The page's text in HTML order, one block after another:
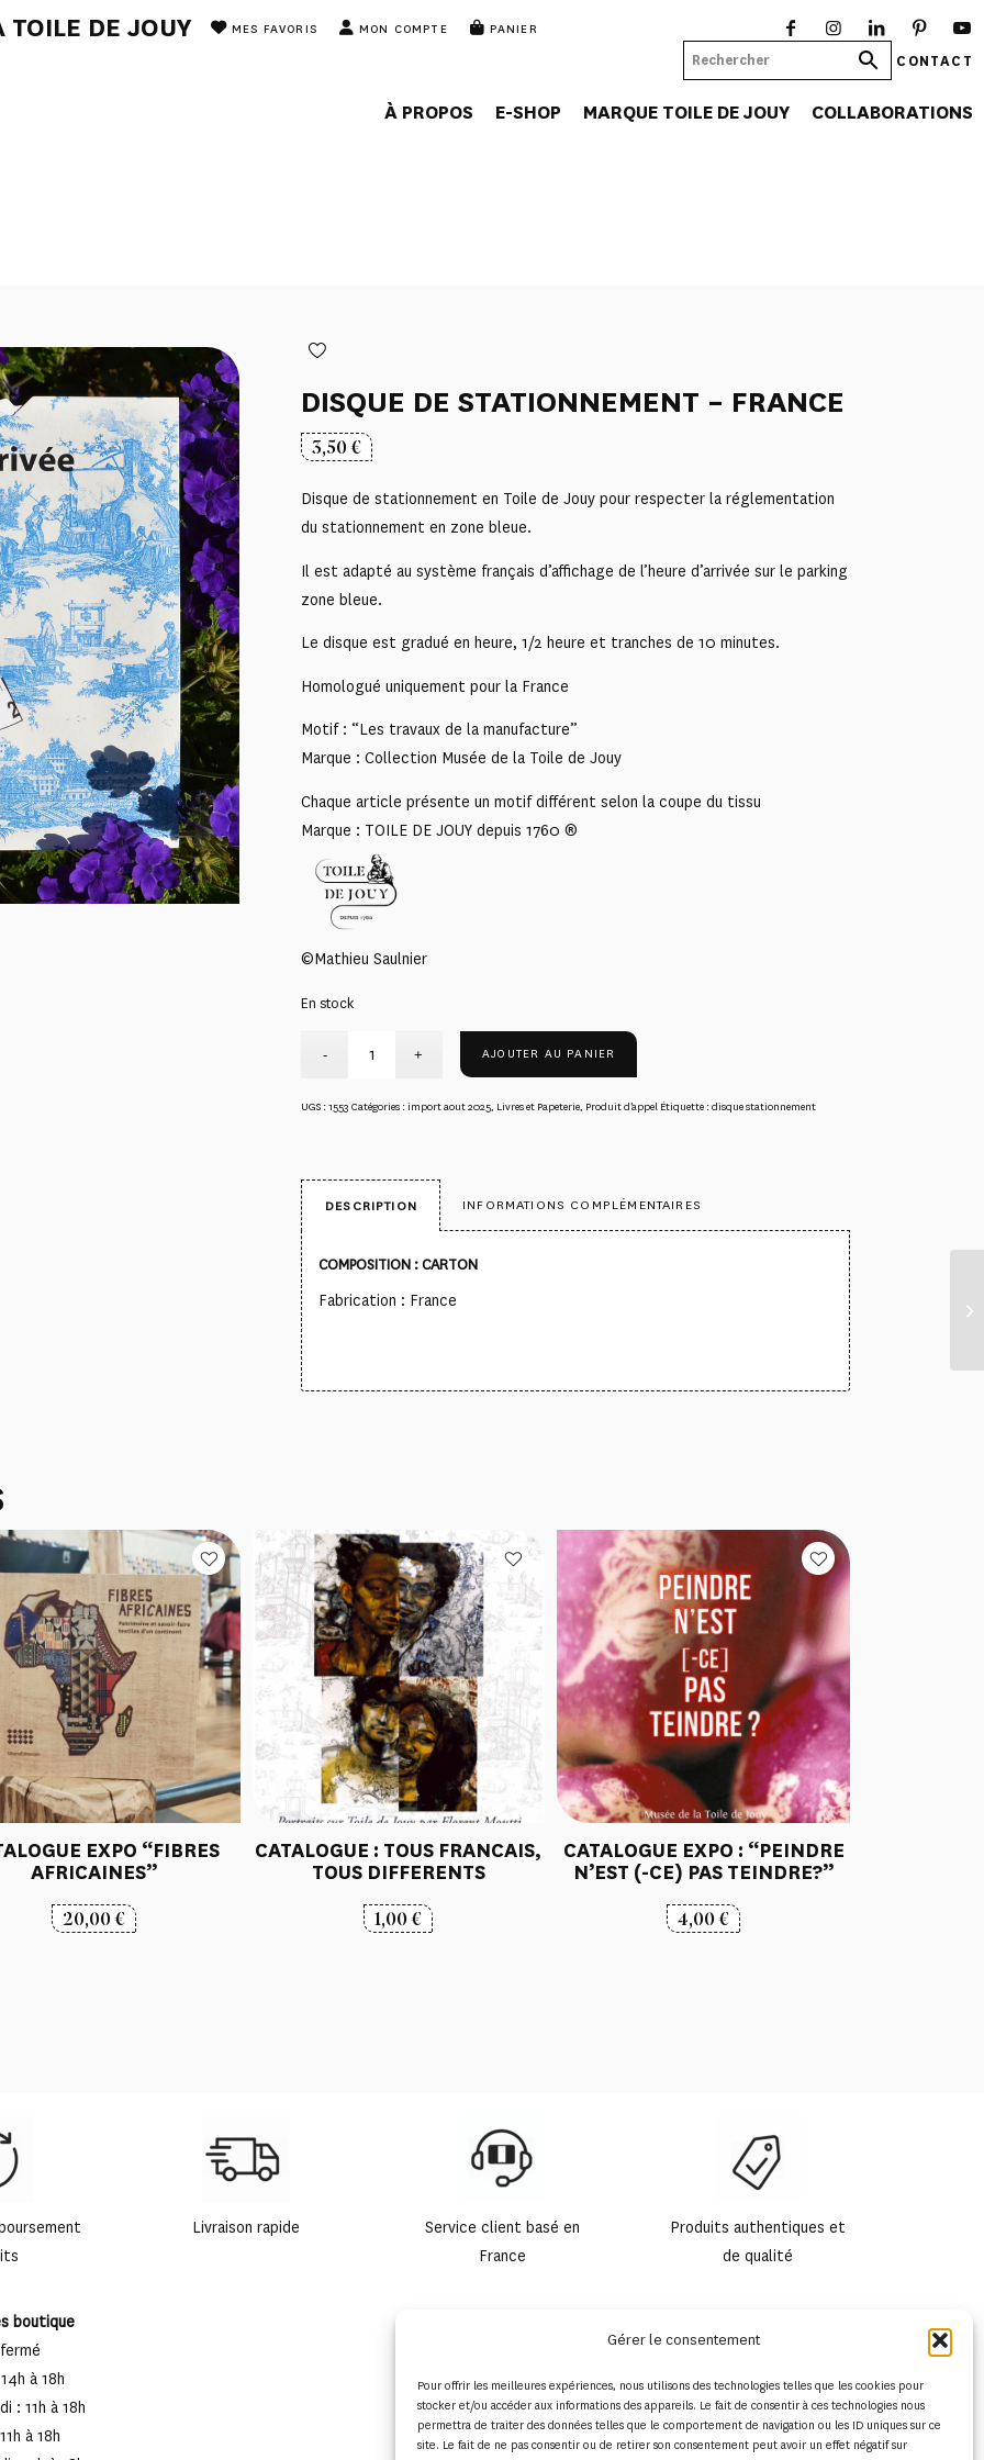
Gérer le consentement
Pour offrir les meilleures expériences, nous utilisons des technologies telles que les cookies pour
stocker et/ou accéder aux informations des appareils. Le fait de consentir à ces technologies nous
permettra de traiter des données telles que le comportement de navigation ou les ID uniques sur ce
site. Le fait de ne pas consentir ou de retirer son consentement peut avoir un effet négatif sur
TOILE DE JOUY MES FAVORIS MON COMPTE PANIER
CONTACT
À PROPOS E-SHOP MARQUE TOILE DE JOUY COLLABORATIONS
DISQUE DE STATIONNEMENT – FRANCE
3,50€
Disque de stationnement en Toile de Jouy pour respecter la réglementation
du stationnement en zone bleue.
Il est adapté au système français d’affichage de l’heure d’arrivée sur le parking
zone bleue.
Le disque est gradué en heure, 1/2 heure et tranches de 10 minutes.
Homologué uniquement pour la France
Motif : “Les travaux de la manufacture”
Marque : Collection Musée de la Toile de Jouy
Chaque article présente un motif différent selon la coupe du tissu
Marque : TOILE DE JOUY depuis 1760 ®
©Mathieu Saulnier
En stock
AJOUTER AU PANIER
UGS :1553 Catégories :import aout 2025, Livres et Papeterie, Produit d’appel Étiquette :disque stationnement
DESCRIPTION INFORMATIONS COMPLÉMENTAIRES
COMPOSITION : CARTON
Fabrication : France
EXPO “FIBRES
AFRICAINES”
20,00€
CATALOGUE : TOUS FRANCAIS,
TOUS DIFFERENTS
1,00€
CATALOGUE EXPO : “PEINDRE
N’EST (-CE) PAS TEINDRE?”
4,00€
Livraison rapide
Service client basé en
France
Produits authentiques et
de qualité
boutique
à 18h
: 11h à 18h
à 18h